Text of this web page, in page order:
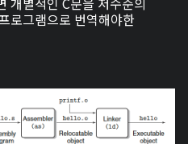
로그램으로 번역해야한